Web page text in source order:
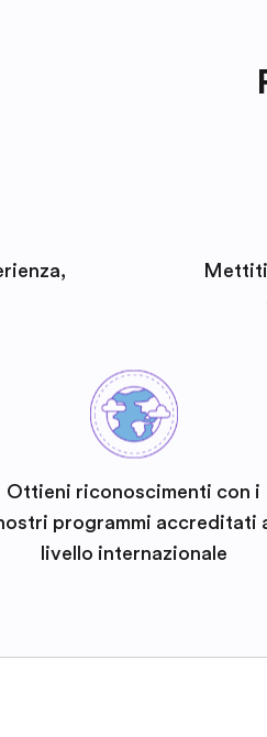
Ottieni riconoscimenti con i
programmi accreditati
livello internazionale